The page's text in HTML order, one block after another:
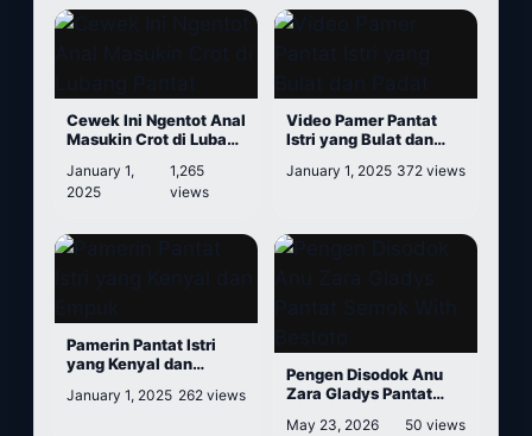
Cewek Ini Ngentot Anal
Masukin Crot di Lubang
January 1,
2025
1,265
views
Video Pamer Pantat
Istri yang Bulat dan
January 1, 2025 372 views
Pamerin Pantat Istri
yang Kenyal dan
January 1, 2025 262 views
Pengen Disodok Anu
Zara Gladys Pantat
May 23, 2026 50 views